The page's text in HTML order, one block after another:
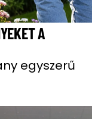
A
egyszerű